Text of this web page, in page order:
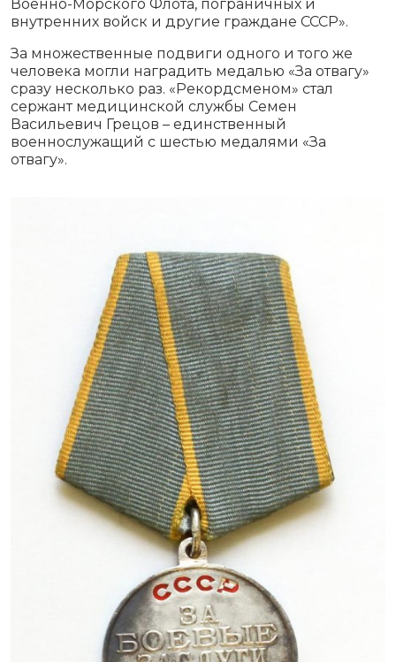
Военно-Морского Флота, пограничных и
внутренних войск и другие граждане СССР».
За множественные подвиги одного и того же
человека могли наградить медалью «За отвагу»
сразу несколько раз. «Рекордсменом» стал
сержант медицинской службы Семен
Васильевич Грецов – единственный
военнослужащий с шестью медалями «За
отвагу».